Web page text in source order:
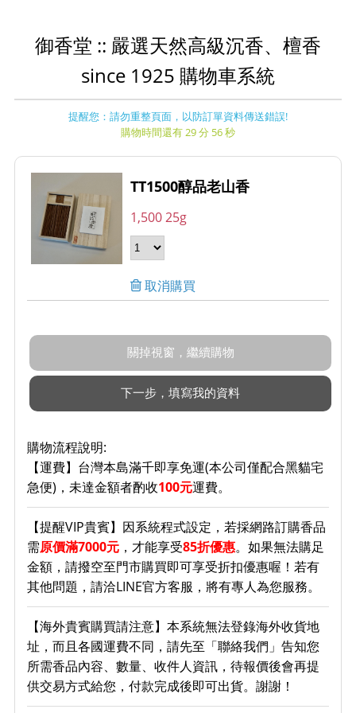
御香堂 :: 嚴選天然高級沉香、檀香
since 1925 購物車系統
提醒您：請勿重整頁面，以防訂單資料傳送錯誤!
購物時間還有 29 分 56 秒
TT1500醇品老山香
1,500 25g
取消購買
購物流程說明:
【運費】台灣本島滿千即享免運(本公司僅配合黑貓宅
急便)，未達金額者酌收100元運費。
【提醒VIP貴賓】因系統程式設定，若採網路訂購香品
需原價滿7000元 ，才能享受85折優惠。如果無法購足
金額，請撥空至門市購買即可享受折扣優惠喔！若有
其他問題，請洽LINE官方客服，將有專人為您服務。
【海外貴賓購買請注意】本系統無法登錄海外收貨地
址，而且各國運費不同，請先至「聯絡我們」告知您
所需香品內容、數量、收件人資訊，待報價後會再提
供交易方式給您，付款完成後即可出貨。謝謝！